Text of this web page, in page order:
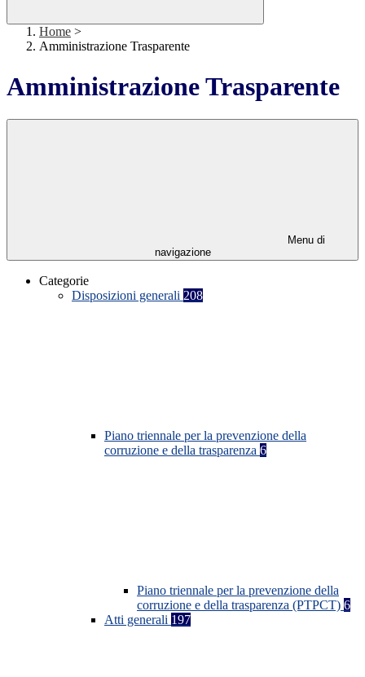
Home >
Amministrazione Trasparente
Amministrazione Trasparente
Menu di
navigazione
Categorie
Disposizioni generali 208
Piano triennale per la prevenzione della
corruzione e della trasparenza 6
Piano triennale per la prevenzione della
corruzione e della trasparenza (PTPCT) 6
Atti generali 197